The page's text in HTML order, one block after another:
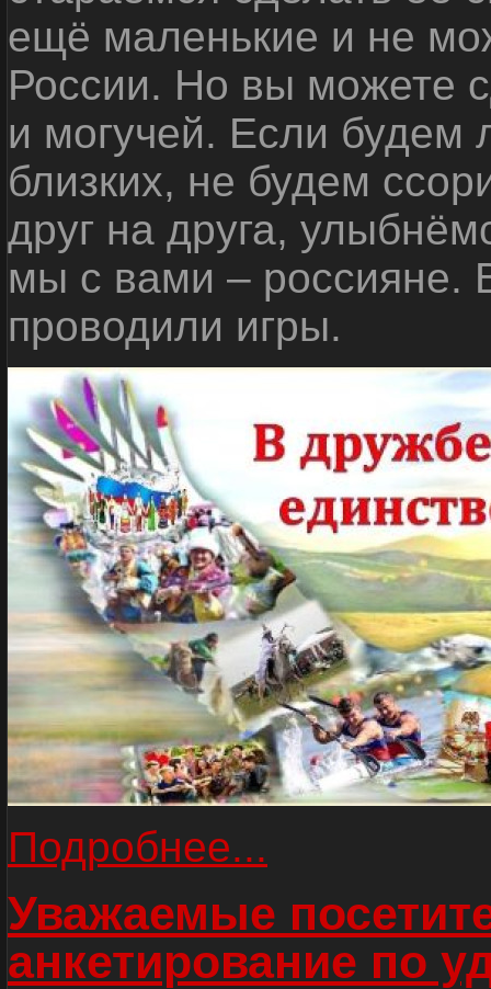
ещё маленькие и не
России. Но вы можете
и могучей. Если будем
близких, не будем
друг на друга,
мы с вами – россияне.
проводили игры.
Подробнее...
Уважаемые
анкетирование по